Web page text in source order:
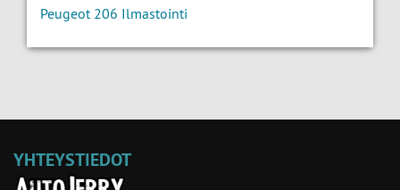
Peugeot 206 Ilmastointi
YHTEYSTIEDOT